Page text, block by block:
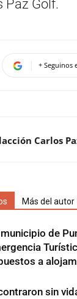
Paz Golf.
+ Seguinos
Carlos
Más del autor
municipio de
a
sin